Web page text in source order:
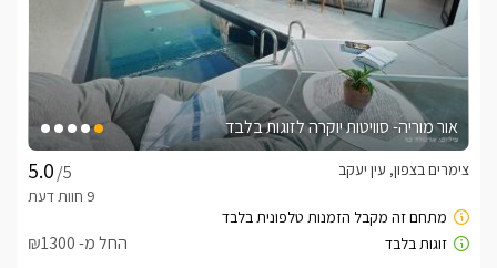
אור מוריה- סוויטות יוקרה לזוגות בלבד
/5
צימרים בצפון, עין יעקב
החל מ- ₪1300